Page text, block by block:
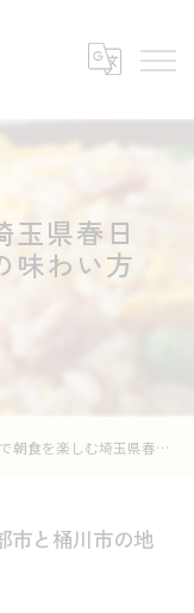
玉県春日
味わい方
楽しむ埼玉県春日部市と桶川市の地元の味わい方ガイド
市と桶川市の地